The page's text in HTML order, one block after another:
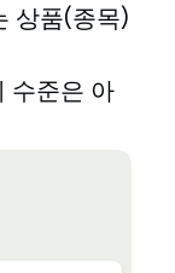
상품(종목)
수준은 아